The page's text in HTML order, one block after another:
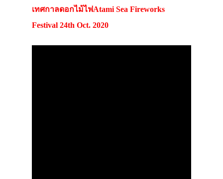
เทศกาลดอกไม้ไฟAtami Sea Fireworks
Festival 24th Oct. 2020